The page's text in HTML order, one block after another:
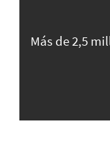
Más de 2,5